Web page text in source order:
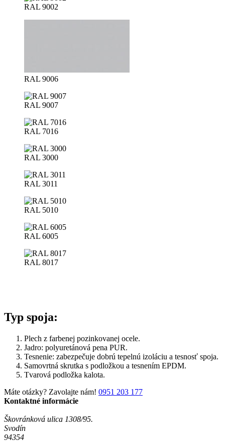
RAL 9002
RAL 9006
RAL 9007
RAL 7016
RAL 3000
RAL 3011
RAL 5010
RAL 6005
RAL 8017
Typ spoja:
Plech z farbenej pozinkovanej ocele.
Jadro: polyuretánová pena PUR.
Tesnenie: zabezpečuje dobrú tepelnú izoláciu a tesnosť spoja.
Samovrtná skrutka s podložkou a tesnením EPDM.
Tvarová podložka kalota.
Máte otázky? Zavolajte nám! 0951 203 177
Kontaktné informácie
Škovránková ulica 1308/95.
Svodín
94354